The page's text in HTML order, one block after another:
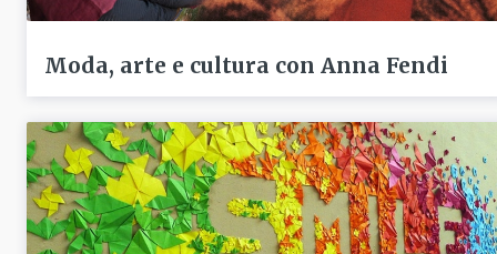
Moda, arte e cultura con Anna Fendi